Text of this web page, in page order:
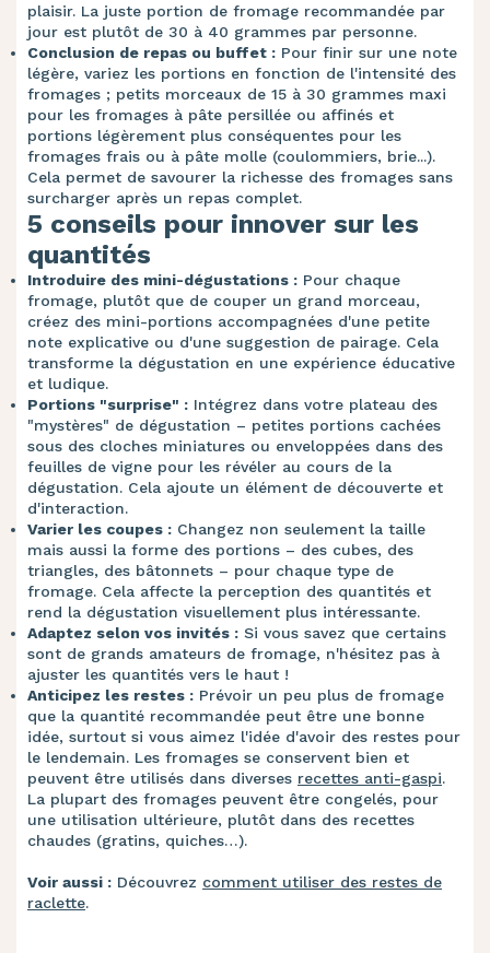
plaisir. La juste portion de fromage recommandée par
jour est plutôt de 30 à 40 grammes par personne.
Conclusion de repas ou buffet : Pour finir sur une note
légère, variez les portions en fonction de l'intensité des
fromages ; petits morceaux de 15 à 30 grammes maxi
pour les fromages à pâte persillée ou affinés et
portions légèrement plus conséquentes pour les
fromages frais ou à pâte molle (coulommiers, brie...).
Cela permet de savourer la richesse des fromages sans
surcharger après un repas complet.
5 conseils pour innover sur les
quantités
Introduire des mini-dégustations : Pour chaque
fromage, plutôt que de couper un grand morceau,
créez des mini-portions accompagnées d'une petite
note explicative ou d'une suggestion de pairage. Cela
transforme la dégustation en une expérience éducative
et ludique.
Portions "surprise" : Intégrez dans votre plateau des
"mystères" de dégustation – petites portions cachées
sous des cloches miniatures ou enveloppées dans des
feuilles de vigne pour les révéler au cours de la
dégustation. Cela ajoute un élément de découverte et
d'interaction.
Varier les coupes : Changez non seulement la taille
mais aussi la forme des portions – des cubes, des
triangles, des bâtonnets – pour chaque type de
fromage. Cela affecte la perception des quantités et
rend la dégustation visuellement plus intéressante.
Adaptez selon vos invités : Si vous savez que certains
sont de grands amateurs de fromage, n'hésitez pas à
ajuster les quantités vers le haut !
Anticipez les restes : Prévoir un peu plus de fromage
que la quantité recommandée peut être une bonne
idée, surtout si vous aimez l'idée d'avoir des restes pour
le lendemain. Les fromages se conservent bien et
peuvent être utilisés dans diverses recettes anti-gaspi.
La plupart des fromages peuvent être congelés, pour
une utilisation ultérieure, plutôt dans des recettes
chaudes (gratins, quiches…).
Voir aussi : Découvrez comment utiliser des restes de
raclette.